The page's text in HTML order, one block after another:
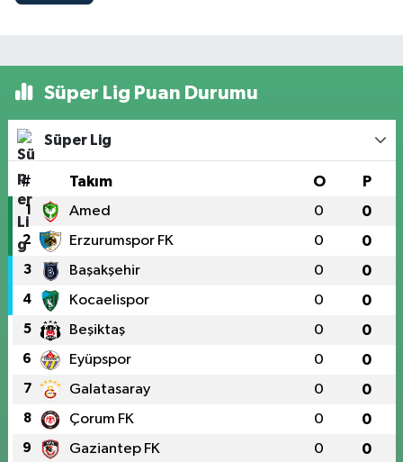
Süper Lig Puan Durumu
Süper Lig
# Takım O P
1 Amed 0 0
2 Erzurumspor FK 0 0
3 Başakşehir 0 0
4 Kocaelispor 0 0
5 Beşiktaş 0 0
6 Eyüpspor 0 0
7 Galatasaray 0 0
8 Çorum FK 0 0
9 Gaziantep FK 0 0